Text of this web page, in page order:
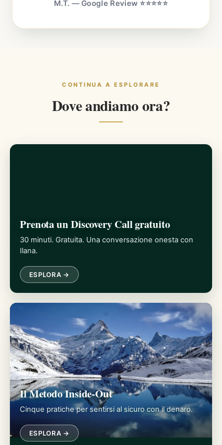
M.T. — Google Review ⭐⭐⭐⭐⭐
CONTINUA A ESPLORARE
Dove andiamo ora?
Prenota un Discovery Call gratuito
30 minuti. Gratuita. Una conversazione onesta con
Ilana.
ESPLORA →
Il Metodo Inside-Out
Cinque pratiche per sentirsi al sicuro con il denaro.
ESPLORA →